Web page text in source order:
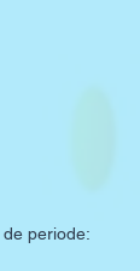
periode: